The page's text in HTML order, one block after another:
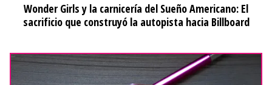
Wonder Girls y la carnicería del Sueño Americano: El
sacrificio que construyó la autopista hacia Billboard